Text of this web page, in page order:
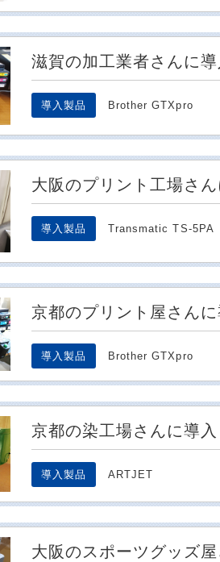
滋賀の加工業者さんに
導入製品 Brother GTXpro
大阪のプリント工場さ
導入製品 Transmatic TS-5PA
京都のプリント屋さん
導入製品 Brother GTXpro
京都の染工場さんに導
導入製品 ARTJET
大阪のスポーツグッズ